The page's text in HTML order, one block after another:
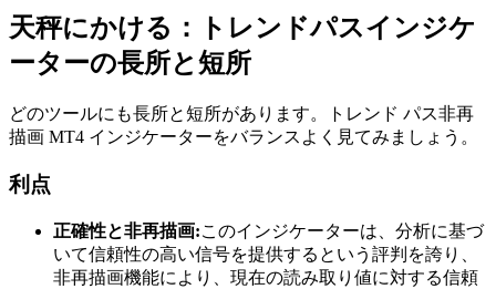
天秤にかける：トレンドパスインジケ
ーターの長所と短所
どのツールにも長所と短所があります。トレンド パス非再
描画 MT4 インジケーターをバランスよく見てみましょう。
利点
正確性と非再描画:このインジケーターは、分析に基づ
いて信頼性の高い信号を提供するという評判を誇り、
非再描画機能により、現在の読み取り値に対する信頼